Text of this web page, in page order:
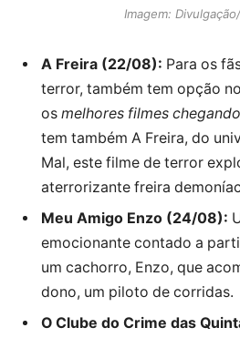
Imagem:
A Freira (22/08): Para os
terror, também tem opção
os melhores filmes
tem também A Freira, do
Mal, este filme de terror
aterrorizante freira
Meu Amigo Enzo (24/08):
emocionante contado a
um cachorro, Enzo, que
dono, um piloto de corridas.
O Clube do Crime das